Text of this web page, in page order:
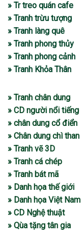
» Tr treo quán cafe
» Tranh trừu tượng
» Tranh làng quê
» Tranh phong thủy
» Tranh phong cảnh
» Tranh Khỏa Thân
» Tranh chân dung
» CD người nổi tiếng
» chân dung cổ điển
» Chân dung chì than
» Tranh vẽ 3D
» Tranh cá chép
» Tranh bát mã
» Danh họa thế giới
» Danh họa Việt Nam
» CD Nghệ thuật
» Qùa tặng tân gia